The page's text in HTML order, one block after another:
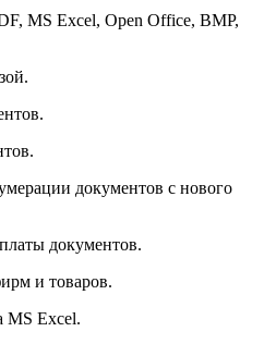
MS Excel, Open Office, BMP,
документов с нового
документов.
и товаров.
MS Excel.